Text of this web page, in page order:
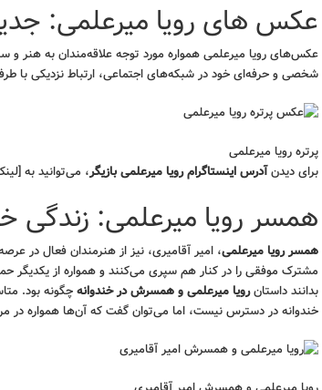
عکس های رویا میرعلمی:
عکس‌های رویا میرعلمی همواره مورد توجه علاقه‌مندان به هنر و
شخصی و حرفه‌ای خود در شبکه‌های اجتماعی، ارتباط نزدیکی با
پرتره رویا میرعلمی
برای دیدنآدرس اینستاگرام رویا میرعلمی بازیگر، می‌توانید به
همسر رویا میرعلمی: زندگی
همسر رویا میرعلمی، امیر آقامیری، نیز از هنرمندان فعال در
مشترک موفقی را در کنار هم سپری می‌کنند و همواره از یکدیگر
بدانند داستانرویا میرعلمی و همسرش در خندوانهچگونه بود.
خندوانه در دسترس نیست، اما می‌توان گفت که آن‌ها همواره در